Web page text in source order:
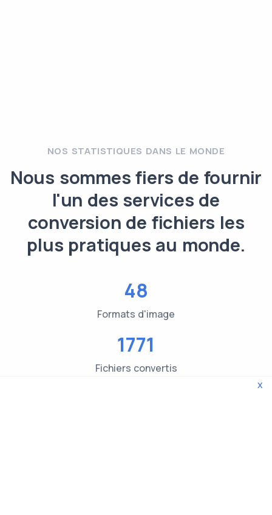
NOS STATISTIQUES DANS LE MONDE
Nous sommes fiers de fournir
l'un des services de
conversion de fichiers les
plus pratiques au monde.
48
Formats d'image
1771
Fichiers convertis
x